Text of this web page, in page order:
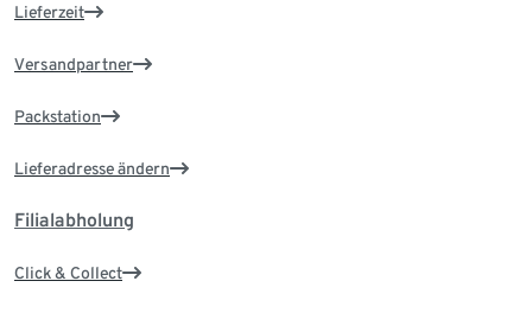
Lieferzeit
Versandpartner
Packstation
Lieferadresse ändern
Filialabholung
Click & Collect